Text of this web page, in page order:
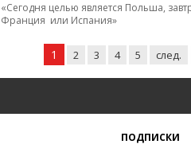
«Сегодня целью является Польша,
Франция или Испания»
1 2 3 4 5 след.
ПОДПИСКИ